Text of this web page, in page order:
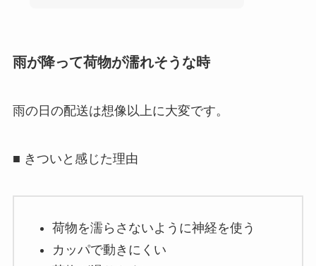
雨が降って荷物が濡れそうな時
雨の日の配送は想像以上に大変です。
■ きついと感じた理由
荷物を濡らさないように神経を使う
カッパで動きにくい